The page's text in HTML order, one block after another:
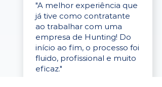
"A melhor experiência que
já tive como contratante
ao trabalhar com uma
empresa de Hunting! Do
início ao fim, o processo foi
fluido, profissional e muito
eficaz."